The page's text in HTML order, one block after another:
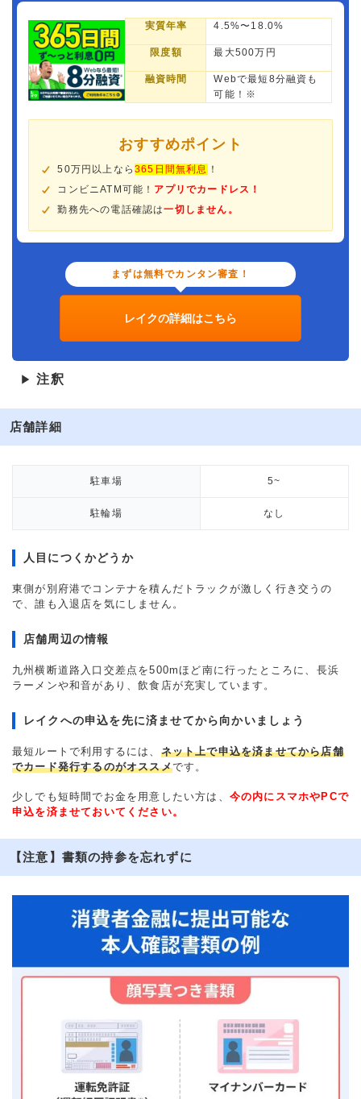
実質年率 4.5%〜18.0%
限度額 最大500万円
融資時間
Webで最短8分融資も
可能！※
おすすめポイント
50万円以上なら365日間無利息 ！
コンビニATM可能！ アプリでカードレス！
勤務先への電話確認は一切しません。
まずは無料でカンタン審査！
レイクの詳細はこちら
▶ 注釈
店舗詳細
駐車場 5~
駐輪場 なし
人目につくかどうか
東側が別府港でコンテナを積んだトラックが激しく行き交うの
で、誰も入退店を気にしません。
店舗周辺の情報
九州横断道路入口交差点を500mほど南に行ったところに、長浜
ラーメンや和音があり、飲食店が充実しています。
レイクへの申込を先に済ませてから向かいましょう
最短ルートで利用するには、 ネット上で申込を済ませてから店舗
でカード発行するのがオススメです。
少しでも短時間でお金を用意したい方は、 今の内にスマホやPCで
申込を済ませておいてください。
【注意】書類の持参を忘れずに